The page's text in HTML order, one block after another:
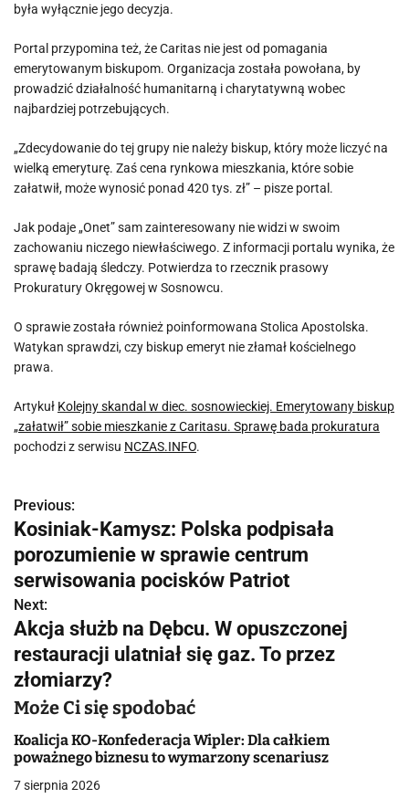
była wyłącznie jego decyzja.
Portal przypomina też, że Caritas nie jest od pomagania
emerytowanym biskupom. Organizacja została powołana, by
prowadzić działalność humanitarną i charytatywną wobec
najbardziej potrzebujących.
„Zdecydowanie do tej grupy nie należy biskup, który może liczyć na
wielką emeryturę. Zaś cena rynkowa mieszkania, które sobie
załatwił, może wynosić ponad 420 tys. zł” – pisze portal.
Jak podaje „Onet” sam zainteresowany nie widzi w swoim
zachowaniu niczego niewłaściwego. Z informacji portalu wynika, że
sprawę badają śledczy. Potwierdza to rzecznik prasowy
Prokuratury Okręgowej w Sosnowcu.
O sprawie została również poinformowana Stolica Apostolska.
Watykan sprawdzi, czy biskup emeryt nie złamał kościelnego
prawa.
Artykuł Kolejny skandal w diec. sosnowieckiej. Emerytowany biskup
„załatwił” sobie mieszkanie z Caritasu. Sprawę bada prokuratura
pochodzi z serwisu NCZAS.INFO.
N
a
w
i
g
a
c
j
a
Previous:
Kosiniak-Kamysz: Polska podpisała
porozumienie w sprawie centrum
serwisowania pocisków Patriot
Next:
Akcja służb na Dębcu. W opuszczonej
restauracji ulatniał się gaz. To przez
złomiarzy?
Może Ci się spodobać
Koalicja KO-Konfederacja Wipler: Dla całkiem
poważnego biznesu to wymarzony scenariusz
7 sierpnia 2026